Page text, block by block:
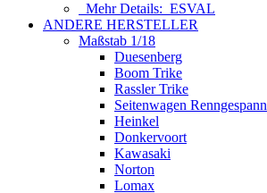
Mehr Details: ESVAL
ANDERE HERSTELLER
Maßstab 1/18
Duesenberg
Boom Trike
Rassler Trike
Seitenwagen Renngespann
Heinkel
Donkervoort
Kawasaki
Norton
Lomax